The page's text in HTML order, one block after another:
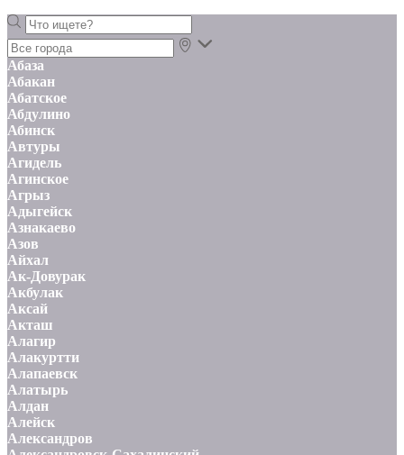
Абаза
Абакан
Абатское
Абдулино
Абинск
Автуры
Агидель
Агинское
Агрыз
Адыгейск
Азнакаево
Азов
Айхал
Ак-Довурак
Акбулак
Аксай
Акташ
Алагир
Алакуртти
Алапаевск
Алатырь
Алдан
Алейск
Александров